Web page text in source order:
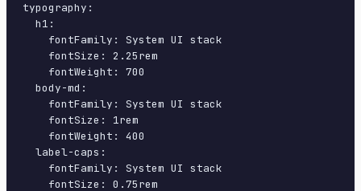
typography:
  h1:
    fontFamily: System UI stack
    fontSize: 2.25rem
    fontWeight: 700
  body-md:
    fontFamily: System UI stack
    fontSize: 1rem
    fontWeight: 400
  label-caps:
    fontFamily: System UI stack
    fontSize: 0.75rem